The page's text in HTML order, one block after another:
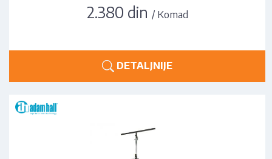
2.380 din / Komad
DETALJNIJE